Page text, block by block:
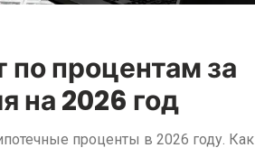
по процентам за
на 2026 год
проценты в 2026 году. Как